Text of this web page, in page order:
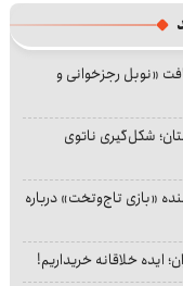
«نوبل رجزخوانی و
شکل‌گیری ناتوی
«بازی تاج‌وتخت» درباره
ایده خلاقانه خریداریم!